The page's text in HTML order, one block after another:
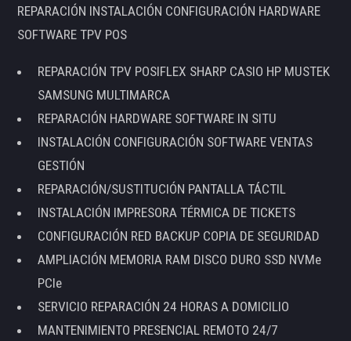
REPARACIÓN INSTALACIÓN CONFIGURACIÓN HARDWARE
SOFTWARE TPV POS
REPARACIÓN TPV POSIFLEX SHARP CASIO HP MUSTEK
SAMSUNG MULTIMARCA
REPARACIÓN HARDWARE SOFTWARE IN SITU
INSTALACIÓN CONFIGURACIÓN SOFTWARE VENTAS
GESTIÓN
REPARACIÓN/SUSTITUCIÓN PANTALLA TÁCTIL
INSTALACIÓN IMPRESORA TÉRMICA DE TICKETS
CONFIGURACIÓN RED BACKUP COPIA DE SEGURIDAD
AMPLIACIÓN MEMORIA RAM DISCO DURO SSD NVMe
PCIe
SERVICIO REPARACIÓN 24 HORAS A DOMICILIO
MANTENIMIENTO PRESENCIAL REMOTO 24/7